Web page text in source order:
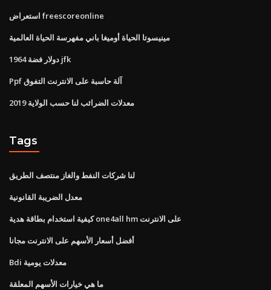
استعراض freescoreonline
مينيسوتا الحياة أوميغا باني مفهرسة الحياة العالمية
1964 دولار فضة jfk
Ppf آلة حاسبة على الانترنت التفوق
معدلات الضرائب لنا حسب الولاية 2019
Tags
لنا شركات النفط والغاز منتصف الطريق
معدل الضريبة القانونية
كيفية استخدام بطاقة هدية one4all hm على الانترنت
أفضل أسعار الأسهم على الانترنت مجانا
Bdi معدلات يومية
ما هي خيارات الأسهم المعلقة